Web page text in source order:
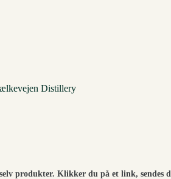
Distillery
produkter. Klikker du på et link, sendes